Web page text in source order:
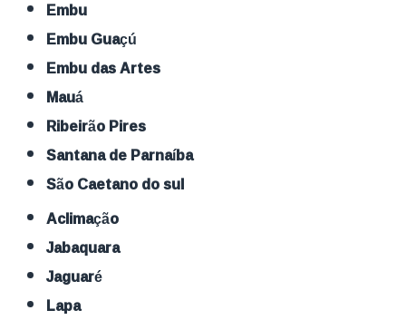
Embu
Embu Guaçú
Embu das Artes
Mauá
Ribeirão Pires
Santana de Parnaíba
São Caetano do sul
Aclimação
Jabaquara
Jaguaré
Lapa